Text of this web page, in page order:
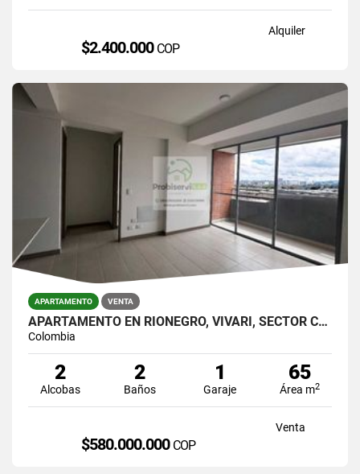
Alquiler
$2.400.000 COP
APARTAMENTO VENTA
APARTAMENTO EN RIONEGRO, VIVARI, SECTOR CENTRO COMERCIAL SAN NICOLÁS.
Colombia
2
Alcobas
2
Baños
1
Garaje
65
Área m2
Venta
$580.000.000 COP